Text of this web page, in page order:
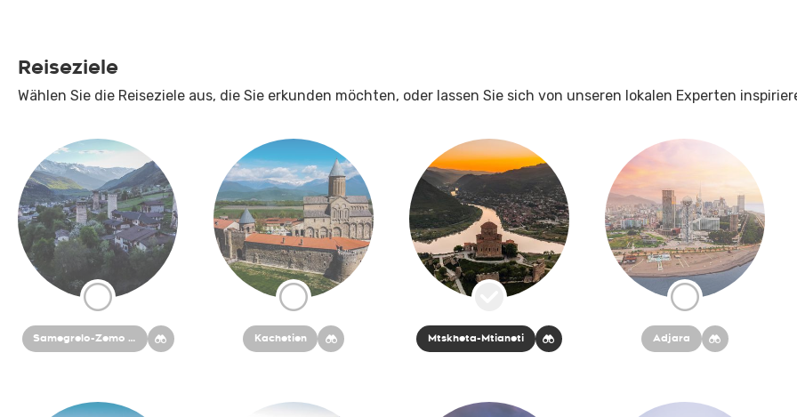
Reiseziele
Wählen Sie die Reiseziele aus, die Sie erkunden möchten, oder lassen Sie sich von unseren lokalen Experten
Samegrelo-Zemo Svaneti Kachetien Mtskheta-Mtianeti Adjara